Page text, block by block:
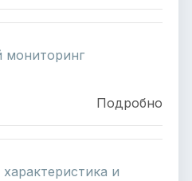
мониторинг
Подробно
и